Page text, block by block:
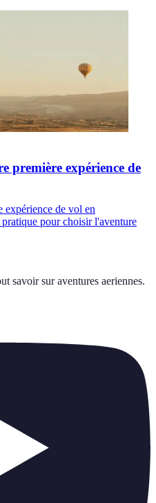
première expérience de
expérience de vol en
pour choisir l'aventure
savoir sur aventures aeriennes.